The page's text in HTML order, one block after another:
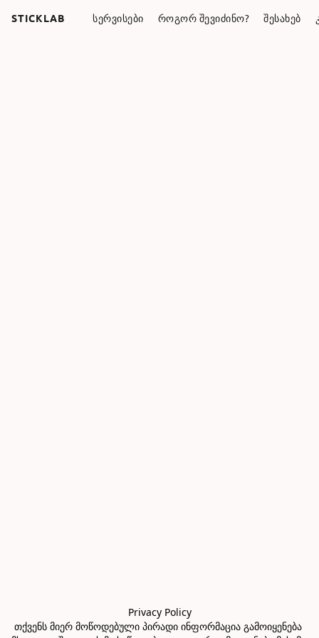
STICKLAB ᲡᲔᲠᲕᲘᲡᲔᲑᲘ ᲠᲝᲒᲝᲠ ᲨᲔᲕᲘᲫᲘᲜᲝ? ᲨᲔᲡᲐᲮᲔᲑ
Privacy Policy
თქვენს მიერ მოწოდებული პირადი ინფორმაცია გამოიყენება